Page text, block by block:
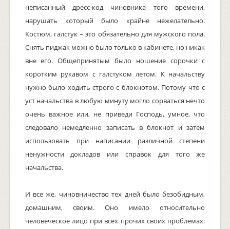
неписанный дресс-код чиновника того времени,
нарушать который было крайне нежелательно.
Костюм, галстук – это обязательно для мужского пола.
Снять пиджак можно было только в кабинете, но никак
вне его. Общепринятым было ношение сорочки с
коротким рукавом с галстуком летом. К начальству
нужно было ходить строго с блокнотом. Потому что с
уст начальства в любую минуту могло сорваться нечто
очень важное или, не приведи Господь, умное, что
следовало немедленно записать в блокнот и затем
использовать при написании различной степени
ненужности докладов или справок для того же
начальства.
И все же, чиновничество тех дней было безобидным,
домашним, своим. Оно имело относительно
человеческое лицо при всех прочих своих проблемах: